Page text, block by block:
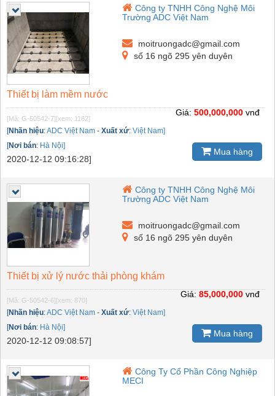
Công ty TNHH Công Nghệ Môi
Trường ADC Việt Nam
moitruongadc@gmail.com
số 16 ngõ 295 yên duyên
Thiết bị làm mềm nước
[Mã: G-50542-7][xem: 1182]
[Nhãn hiệu:ADC Việt Nam - Xuất xứ: Việt Nam]
[Nơi bán: Hà Nội]
2020-12-12 09:16:28]
Giá: 500,000,000 vnđ
Mua hàng
Công ty TNHH Công Nghệ Môi
Trường ADC Việt Nam
moitruongadc@gmail.com
số 16 ngõ 295 yên duyên
Thiết bị xử lý nước thải phòng khám
[Mã: G-50542-6][xem: 870]
[Nhãn hiệu:ADC Việt Nam - Xuất xứ: Việt Nam]
[Nơi bán: Hà Nội]
2020-12-12 09:08:57]
Giá: 85,000,000 vnđ
Mua hàng
Công Ty Cổ Phần Công Nghiệp
MECI